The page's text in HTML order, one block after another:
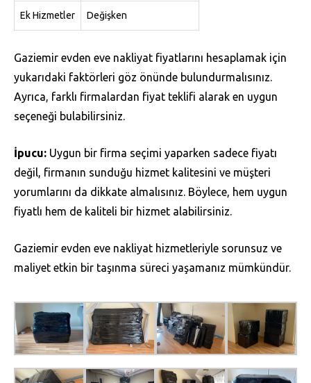
Ek Hizmetler Değişken
Gaziemir evden eve nakliyat fiyatlarını hesaplamak için
yukarıdaki faktörleri göz önünde bulundurmalısınız.
Ayrıca, farklı firmalardan fiyat teklifi alarak en uygun
seçeneği bulabilirsiniz.
İpucu: Uygun bir firma seçimi yaparken sadece fiyatı
değil, firmanın sunduğu hizmet kalitesini ve müşteri
yorumlarını da dikkate almalısınız. Böylece, hem uygun
fiyatlı hem de kaliteli bir hizmet alabilirsiniz.
Gaziemir evden eve nakliyat hizmetleriyle sorunsuz ve
maliyet etkin bir taşınma süreci yaşamanız mümkündür.